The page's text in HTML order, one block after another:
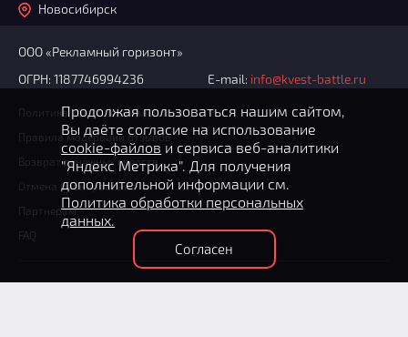
Новосибирск
ООО «Рекламный горизонт»
ОГРН: 1187746994236
E-mail: info@kvest-battle.ru
Политика конфиденциальности
Правила модерации отзывов
Возврат денежных средств
Отмена бронирования
Партнерам
FAQ
Продолжая пользоваться нашим сайтом,
Вы даёте согласие на использование
cookie-файлови сервиса веб-аналитики
"Яндекс Метрика". Для получения
дополнительной информации см.
Политика обработки персональных
данных.
Согласен